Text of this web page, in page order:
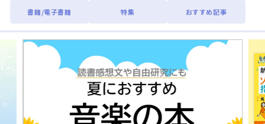
書籍/電子書籍 特集 おすすめ記事